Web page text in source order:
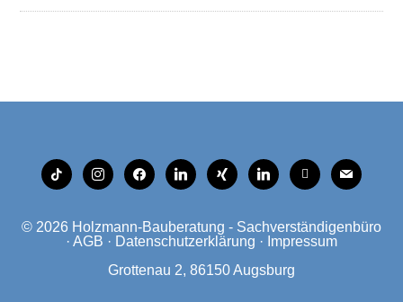
tiktok instagramfacebooklinkedinxing linkedinmobilemail
© 2026 Holzmann-Bauberatung - Sachverständigenbüro
· AGB · Datenschutzerklärung · Impressum
Grottenau 2, 86150 Augsburg